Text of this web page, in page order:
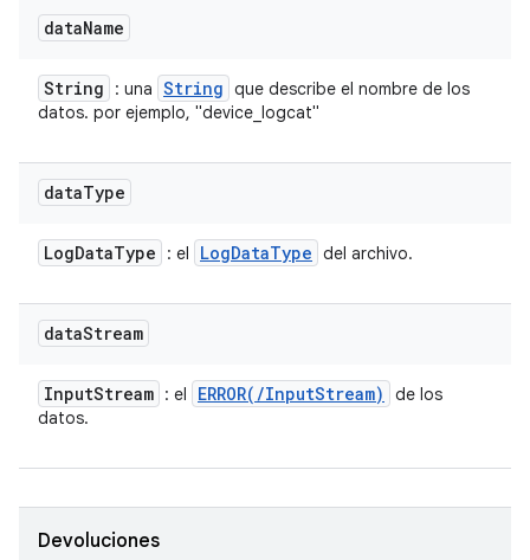
dataName
String : una String que describe el nombre de los
datos. por ejemplo, "device_logcat"
dataType
LogDataType : el LogDataType del archivo.
dataStream
InputStream : el ERROR( /InputStream)
de los
datos.
Devoluciones